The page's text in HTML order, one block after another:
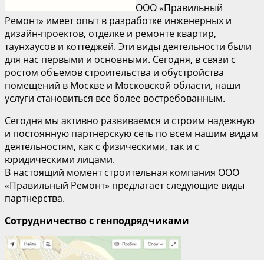
ООО «Правильный
Ремонт» имеет опыт в разработке инженерных и
дизайн-проектов, отделке и ремонте квартир,
таунхаусов и коттеджей. Эти виды деятельности были
для нас первыми и основными. Сегодня, в связи с
ростом объемов строительства и обустройства
помещений в Москве и Московской области, наши
услуги становиться все более востребованным.
Сегодня мы активно развиваемся и строим надежную
и постоянную партнерскую сеть по всем нашим видам
деятельностям, как с физическими, так и с
юридическими лицами.
В настоящий момент строительная компания ООО
«Правильный Ремонт» предлагает следующие виды
партнерства.
Сотрудничество с генподрядчиками